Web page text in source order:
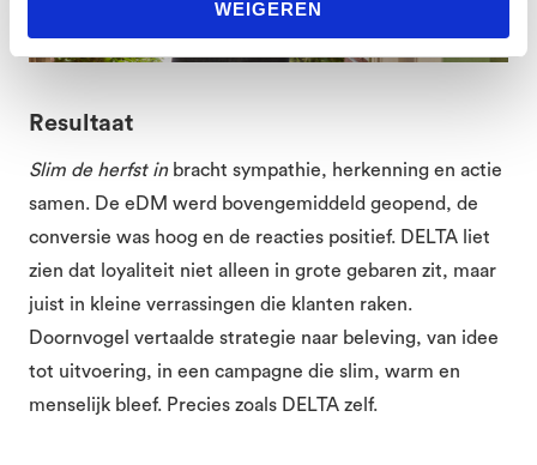
WEIGEREN
Resultaat
Slim de herfst inbracht sympathie, herkenning en actie
samen. De eDM werd bovengemiddeld geopend, de
conversie was hoog en de reacties positief. DELTA liet
zien dat loyaliteit niet alleen in grote gebaren zit, maar
juist in kleine verrassingen die klanten raken.
Doornvogel vertaalde strategie naar beleving, van idee
tot uitvoering, in een campagne die slim, warm en
menselijk bleef. Precies zoals DELTA zelf.